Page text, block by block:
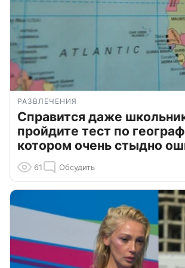
РАЗВЛЕЧЕНИЯ
Справится даже
пройдите тест по
котором очень стыдно
61 Обсудить